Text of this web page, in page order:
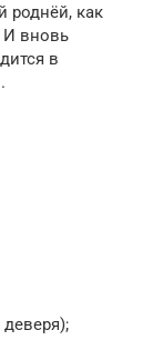
роднёй, как
И вновь
в